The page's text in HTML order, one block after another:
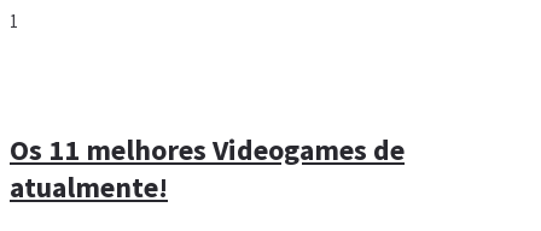
1
Os 11 melhores Videogames de
atualmente!